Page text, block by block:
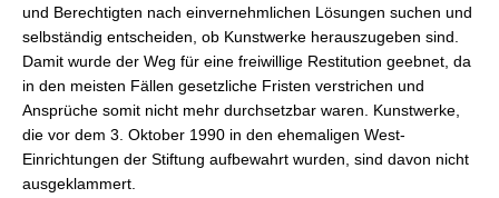
und Berechtigten nach einvernehmlichen Lösungen suchen und
selbständig entscheiden, ob Kunstwerke herauszugeben sind.
Damit wurde der Weg für eine freiwillige Restitution geebnet, da
in den meisten Fällen gesetzliche Fristen verstrichen und
Ansprüche somit nicht mehr durchsetzbar waren. Kunstwerke,
die vor dem 3. Oktober 1990 in den ehemaligen West-
Einrichtungen der Stiftung aufbewahrt wurden, sind davon nicht
ausgeklammert.